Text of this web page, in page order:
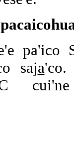
pa'ico
saja